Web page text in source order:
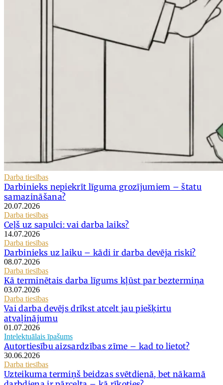
Darba tiesības
Darbinieks nepiekrīt līguma grozījumiem – štatu
samazināšana?
20.07.2026
Darba tiesības
Ceļš uz sapulci: vai darba laiks?
14.07.2026
Darba tiesības
Darbinieks uz laiku – kādi ir darba devēja riski?
08.07.2026
Darba tiesības
Kā terminētais darba līgums kļūst par beztermiņa
03.07.2026
Darba tiesības
Vai darba devējs drīkst atcelt jau piešķirtu
atvaļinājumu
01.07.2026
Intelektuālais īpašums
Autortiesību aizsardzības zīme – kad to lietot?
30.06.2026
Darba tiesības
Uzteikuma termiņš beidzas svētdienā, bet nākamā